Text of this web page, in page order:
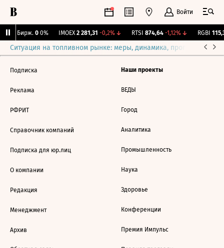
Войти
CNY Бирж. 0 0% IMOEX 2 281,31 -0,2%↓ RTSI 874,64 -1,12%↓ RGBI
Ситуация на топливном рынке: меры, динамика, прогнозы
Подписка
Реклама
РФРИТ
Справочник компаний
Подписка для юр.лиц
О компании
Редакция
Менеджмент
Архив
Наши проекты
ВЕДЫ
Город
Аналитика
Промышленность
Наука
Здоровье
Конференции
Премия Импульс